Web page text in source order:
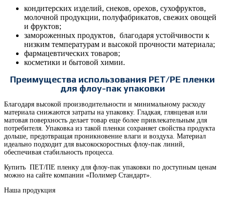
кондитерских изделий, снеков, орехов, сухофруктов,
молочной продукции, полуфабрикатов, свежих овощей
и фруктов;
замороженных продуктов, благодаря устойчивости к
низким температурам и высокой прочности материала;
фармацевтических товаров;
косметики и бытовой химии.
Преимущества использования PET/PE пленки
для флоу-пак упаковки
Благодаря высокой производительности и минимальному расходу
материала снижаются затраты на упаковку. Гладкая, глянцевая или
матовая поверхность делает товар еще более привлекательным для
потребителя. Упаковка из такой пленки сохраняет свойства продукта
дольше, предотвращая проникновение влаги и воздуха. Материал
идеально подходит для высокоскоростных флоу-пак линий,
обеспечивая стабильность процесса.
Купить ПЕТ/ПЕ пленку для флоу-пак упаковки по доступным ценам
можно на сайте компании «Полимер Стандарт».
Наша продукция